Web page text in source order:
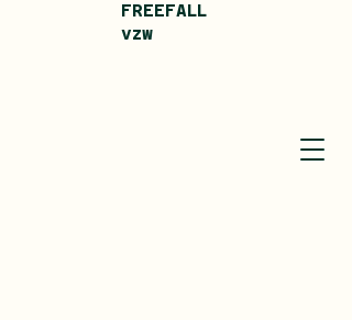
FREEFALL
vzw